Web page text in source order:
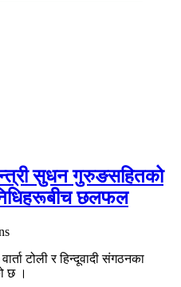
सुधन गुरुङसहितको
छलफल
टोली र हिन्दूवादी संगठनका
छ ।